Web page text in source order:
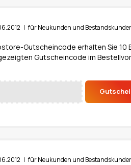
| für Neukunden und
Gutscheincode erhalten Sie 10
Gutscheincode im
| für Neukunden und